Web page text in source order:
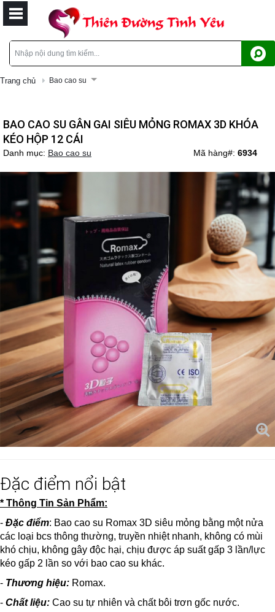
Trang chủ Bao cao su
BAO CAO SU GÂN GAI SIÊU MỎNG ROMAX 3D KHÓA
KÉO HỘP 12 CÁI
Mã hàng#: 6934
Danh mục: Bao cao su
Đặc điểm nổi bật
* Thông Tin Sản Phẩm:
- Đặc điểm: Bao cao su Romax 3D siêu mỏng bằng một nửa
các loại bcs thông thường, truyền nhiệt nhanh, không có mùi
khó chịu, không gây độc hại, chịu được áp suất gấp 3 lần/lực
kéo gấp 2 lần so với bao cao su khác.
- Thương hiệu: Romax.
- Chất liệu: Cao su tự nhiên và chất bôi trơn gốc nước.